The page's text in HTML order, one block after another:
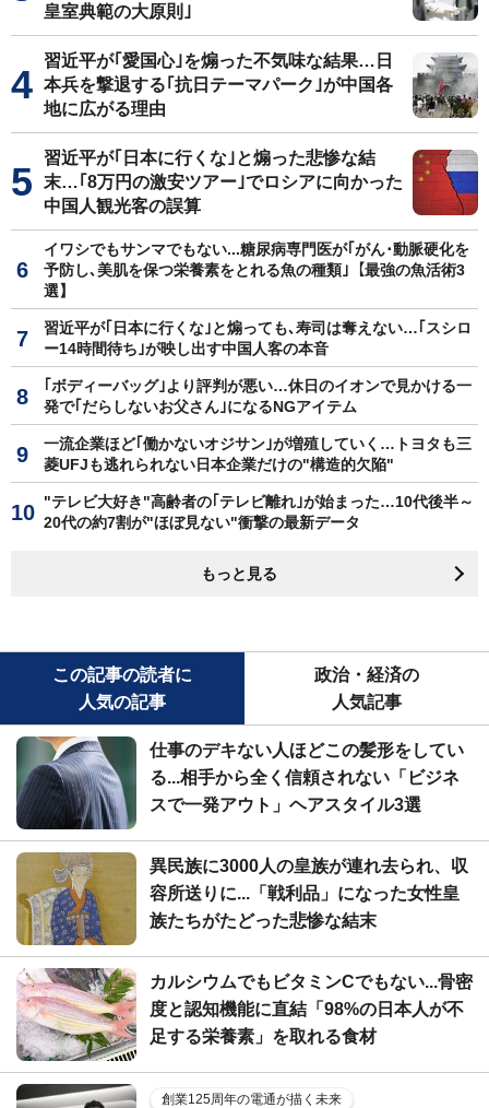
皇室典範の大原則｣
習近平が｢愛国心｣を煽った不気味な結果…日
本兵を撃退する｢抗日テーマパーク｣が中国各
地に広がる理由
習近平が｢日本に行くな｣と煽った悲惨な結
末…｢8万円の激安ツアー｣でロシアに向かった
中国人観光客の誤算
イワシでもサンマでもない...糖尿病専門医が｢がん･動脈硬化を
予防し､美肌を保つ栄養素をとれる魚の種類｣【最強の魚活術3
選】
習近平が｢日本に行くな｣と煽っても､寿司は奪えない…｢スシロ
ー14時間待ち｣が映し出す中国人客の本音
｢ボディーバッグ｣より評判が悪い…休日のイオンで見かける一
発で｢だらしないお父さん｣になるNGアイテム
一流企業ほど｢働かないオジサン｣が増殖していく…トヨタも三
菱UFJも逃れられない日本企業だけの"構造的欠陥"
"テレビ大好き"高齢者の｢テレビ離れ｣が始まった…10代後半～
20代の約7割が"ほぼ見ない"衝撃の最新データ
もっと見る
この記事の読者に
人気の記事
政治・経済の
人気記事
仕事のデキない人ほどこの髪形をしてい
る...相手から全く信頼されない「ビジネ
スで一発アウト」ヘアスタイル3選
異民族に3000人の皇族が連れ去られ、収
容所送りに...「戦利品」になった女性皇
族たちがたどった悲惨な結末
カルシウムでもビタミンCでもない...骨密
度と認知機能に直結「98%の日本人が不
足する栄養素」を取れる食材
創業125周年の電通が描く未来